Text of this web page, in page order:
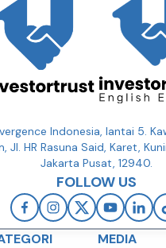
Indonesia, lantai 5.
Jl. HR Rasuna Said, Karet,
Jakarta Pusat, 12940.
FOLLOW US
MEDIA